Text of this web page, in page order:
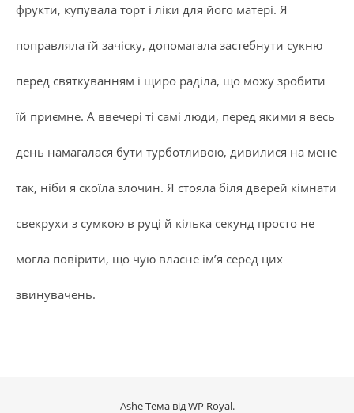
фрукти, купувала торт і ліки для його матері. Я
поправляла їй зачіску, допомагала застебнути сукню
перед святкуванням і щиро раділа, що можу зробити
їй приємне. А ввечері ті самі люди, перед якими я весь
день намагалася бути турботливою, дивилися на мене
так, ніби я скоїла злочин. Я стояла біля дверей кімнати
свекрухи з сумкою в руці й кілька секунд просто не
могла повірити, що чую власне ім’я серед цих
звинувачень.
Ashe Тема відWP Royal.